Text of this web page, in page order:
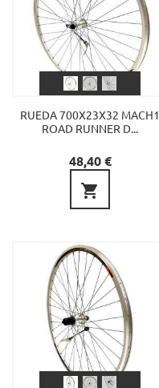
RUEDA 700X23X32 MACH1
ROAD RUNNER D...
Precio
48,40 €
